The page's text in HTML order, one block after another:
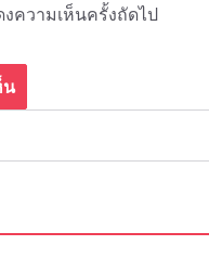
ความเห็นครั้งถัดไป